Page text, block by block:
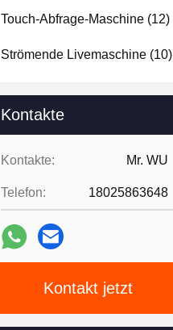
Touch-Abfrage-Maschine (12)
Strömende Livemaschine (10)
Kontakte
Kontakte: Mr. WU
Telefon: 18025863648
Kontakt jetzt